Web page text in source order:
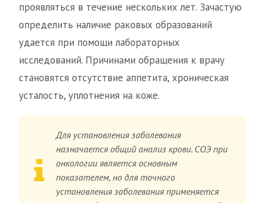
проявляться в течение нескольких лет. Зачастую
определить наличие раковых образований
удается при помощи лабораторных
исследований. Причинами обращения к врачу
становятся отсутствие аппетита, хроническая
усталость, уплотнения на коже.
Для установления заболевания
назначается общий анализ крови. СОЭ при
онкологии является основным
показателем, но для точного
установления заболевания применяется